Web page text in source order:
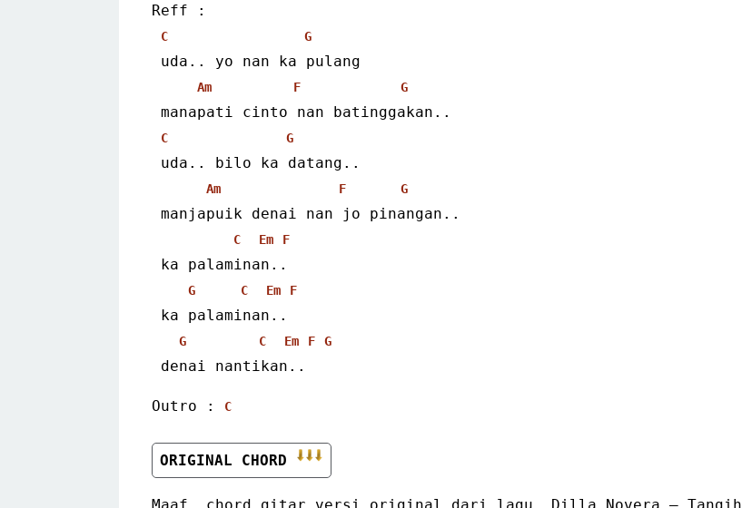
Reff :
C G
uda.. yo nan ka pulang
Am F G
manapati cinto nan batinggakan..
C G
uda.. bilo ka datang..
Am F G
manjapuik denai nan jo pinangan..
C Em F
ka palaminan..
G C Em F
ka palaminan..
G C Em F G
denai nantikan..
Outro : C
ORIGINAL CHORD
Maaf, chord gitar versi original dari lagu  Dilla Novera – Tangih